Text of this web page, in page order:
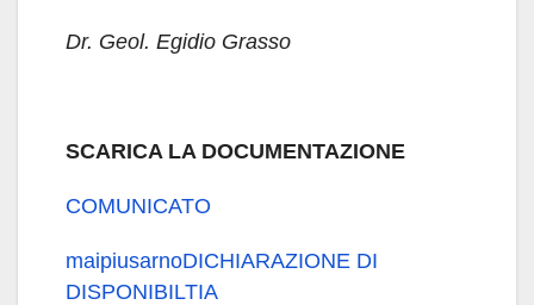
Dr. Geol. Egidio Grasso
SCARICA LA DOCUMENTAZIONE
COMUNICATO
maipiusarnoDICHIARAZIONE DI
DISPONIBILTIA